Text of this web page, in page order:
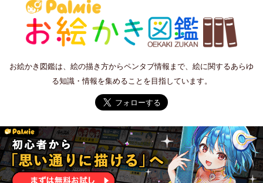
お絵かき図鑑は、絵の描き方からペンタブ情報まで、絵に関するあらゆ
る知識・情報を集めることを目指しています。